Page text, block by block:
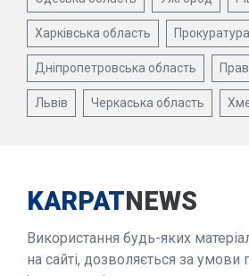
Харківська область Прокуратура
Дніпропетровська область
Львів Черкаська область
KARPATNEWS
Використання будь-яких
на сайті, дозволяється за умови